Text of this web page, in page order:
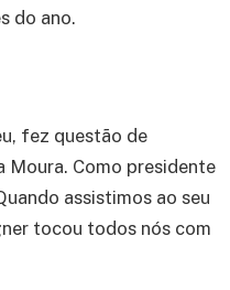
do ano.
fez questão de
Moura. Como presidente
assistimos ao seu
tocou todos nós com